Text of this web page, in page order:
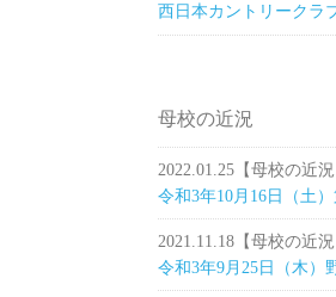
母校の近況
2022.01.25 【母校の近況
令和3年10月16日（土
2021.11.18 【母校の近況